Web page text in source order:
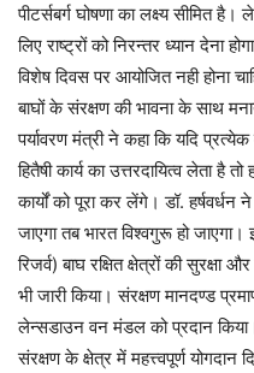
पीटर्सबर्ग घोषणा का लक्ष्य सीमित
लिए राष्ट्रों को निरन्तर ध्यान देना
विशेष दिवस पर आयोजित नही होना
बाघों के संरक्षण की भावना के साथ
पर्यावरण मंत्री ने कहा कि यदि
हितैषी कार्य का उत्तरदायित्व लेता है
कार्यों को पूरा कर लेंगे। डॉ. हर्षवर्धन
जाएगा तब भारत विश्वगुरू हो
रिजर्व) बाघ रक्षित क्षेत्रों की
भी जारी किया। संरक्षण मानदण्ड
लेन्सडाउन वन मंडल को प्रदान
संरक्षण के क्षेत्र में महत्त्वपूर्ण